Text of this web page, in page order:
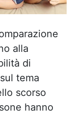
alla
di
tema
scorso
hanno